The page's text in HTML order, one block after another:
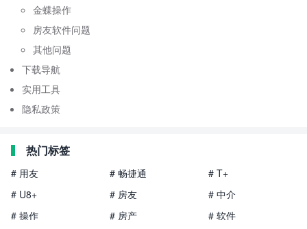
金蝶操作
房友软件问题
其他问题
下载导航
实用工具
隐私政策
热门标签
# 用友 # 畅捷通
# T+
# U8+
# 房友
# 中介
# 操作
# 房产
# 软件